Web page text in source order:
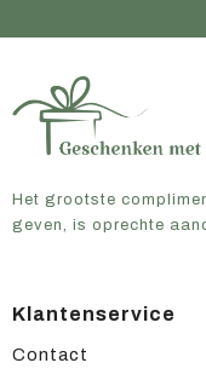
Het grootste
geven, is oprechte
Klantenservice
Contact